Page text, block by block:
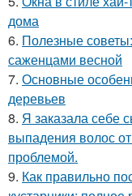
дома
6. Полезные
саженцами весной
7. Основные
деревьев
8. Я заказала себе
выпадения волос
проблемой.
9. Как правильно